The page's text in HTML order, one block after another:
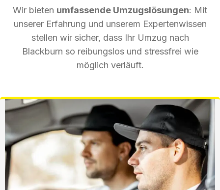
Wir bieten umfassende Umzugslösungen: Mit
unserer Erfahrung und unserem Expertenwissen
stellen wir sicher, dass Ihr Umzug nach
Blackburn so reibungslos und stressfrei wie
möglich verläuft.